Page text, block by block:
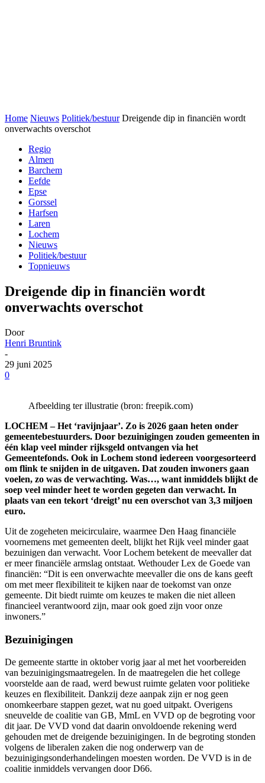
Home Nieuws Politiek/bestuur Dreigende dip in financiën wordt
onverwachts overschot
Regio
Almen
Barchem
Eefde
Epse
Gorssel
Harfsen
Laren
Lochem
Nieuws
Politiek/bestuur
Topnieuws
Dreigende dip in financiën wordt
onverwachts overschot
Door
Henri Bruntink
-
29 juni 2025
0
Afbeelding ter illustratie (bron: freepik.com)
LOCHEM – Het ‘ravijnjaar’. Zo is 2026 gaan heten onder
gemeentebestuurders. Door bezuinigingen zouden gemeenten in
één klap veel minder rijksgeld ontvangen via het
Gemeentefonds. Ook in Lochem stond iedereen voorgesorteerd
om flink te snijden in de uitgaven. Dat zouden inwoners gaan
voelen, zo was de verwachting. Was…, want inmiddels blijkt de
soep veel minder heet te worden gegeten dan verwacht. In
plaats van een tekort ‘dreigt’ nu een overschot van 3,3 miljoen
euro.
Uit de zogeheten meicirculaire, waarmee Den Haag financiële
voornemens met gemeenten deelt, blijkt het Rijk veel minder gaat
bezuinigen dan verwacht. Voor Lochem betekent de meevaller dat
er meer financiële armslag ontstaat. Wethouder Lex de Goede van
financiën: “Dit is een onverwachte meevaller die ons de kans geeft
om met meer flexibiliteit te kijken naar de toekomst van onze
gemeente. Dit biedt ruimte om keuzes te maken die niet alleen
financieel verantwoord zijn, maar ook goed zijn voor onze
inwoners.”
Bezuinigingen
De gemeente startte in oktober vorig jaar al met het voorbereiden
van bezuinigingsmaatregelen. In de maatregelen die het college
voorstelde aan de raad, werd bewust ruimte gelaten voor politieke
keuzes en flexibiliteit. Dankzij deze aanpak zijn er nog geen
onomkeerbare stappen gezet, wat nu goed uitpakt. Overigens
sneuvelde de coalitie van GB, MmL en VVD op de begroting voor
dit jaar. De VVD vond dat daarin onvoldoende rekening werd
gehouden met de dreigende bezuinigingen. In de begroting stonden
volgens de liberalen zaken die nog onderwerp van de
bezuinigingsonderhandelingen moesten worden. De VVD is in de
coalitie inmiddels vervangen door D66.